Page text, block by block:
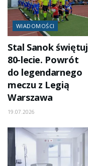
WIADOMOŚCI
Stal Sanok
80-lecie. Powrót
do legendarnego
meczu z Legią
Warszawa
19.07.2026